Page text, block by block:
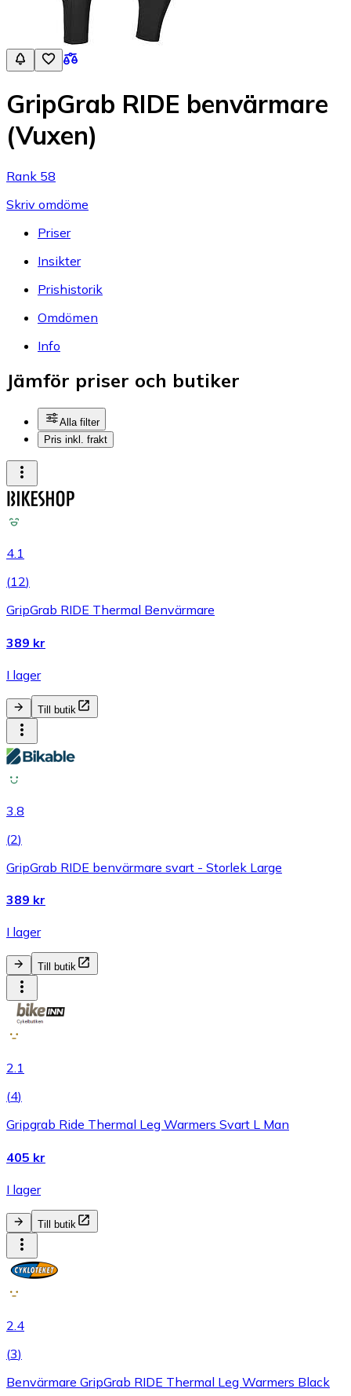
GripGrab RIDE benvärmare
(Vuxen)
Rank 58
Skriv omdöme
Priser
Insikter
Prishistorik
Omdömen
Info
Jämför priser och butiker
Alla filter
Pris inkl. frakt
4.1
(12)
GripGrab RIDE Thermal Benvärmare
389 kr
I lager
Till butik
3.8
(2)
GripGrab RIDE benvärmare svart - Storlek Large
389 kr
I lager
Till butik
2.1
(4)
Gripgrab Ride Thermal Leg Warmers Svart L Man
405 kr
I lager
Till butik
2.4
(3)
Benvärmare GripGrab RIDE Thermal Leg Warmers Black